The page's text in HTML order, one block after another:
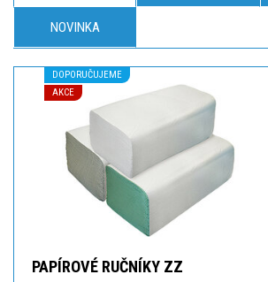
NOVINKA
DOPORUČUJEME
AKCE
PAPÍROVÉ RUČNÍKY ZZ